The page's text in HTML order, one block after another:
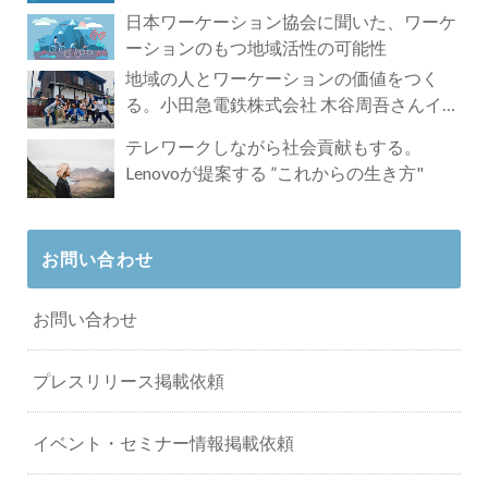
日本ワーケーション協会に聞いた、ワーケ
ーションのもつ地域活性の可能性
地域の人とワーケーションの価値をつく
る。小田急電鉄株式会社 木谷周吾さんイン
テレワークしながら社会貢献もする。
Lenovoが提案する ”これからの生き方"
お問い合わせ
お問い合わせ
プレスリリース掲載依頼
イベント・セミナー情報掲載依頼